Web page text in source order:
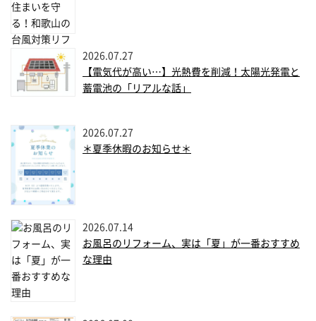
2026.07.27
【電気代が高い…】光熱費を削減！太陽光発電と
蓄電池の「リアルな話」
2026.07.27
＊夏季休暇のお知らせ＊
2026.07.14
お風呂のリフォーム、実は「夏」が一番おすすめ
な理由